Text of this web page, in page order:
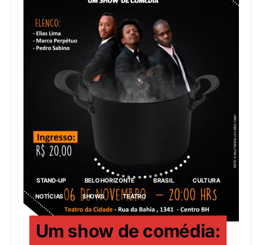
STAND-UP BELO HORIZONTE BRASIL CULTURA
NOTÍCIAS SHOWS TEATRO
Um show de comédia: